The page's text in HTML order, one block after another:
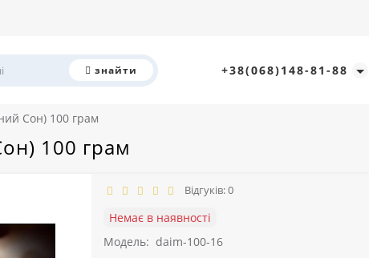
знайти +38(068)148-81-88
Сон) 100 грам
100 грам
Відгуків: 0
Немає в наявності
Модель: daim-100-16